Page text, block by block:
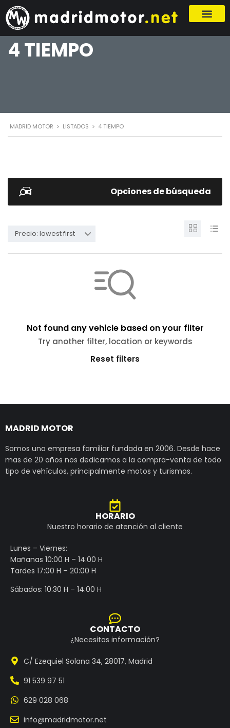
4 TIEMPO
MADRID MOTOR > LISTADOS > 4 TIEMPO
Opciones de búsqueda
Precio: lowest first
Not found any vehicle based on your filter
Try another filter, location or keywords
Reset filters
MADRID MOTOR
Somos una empresa familiar fundada en 2006. Desde hace
mas de 20 años nos dedicamos a la compra-venta de todo
tipo de vehículos, principalmente motos y turismos.
HORARIO
Nuestro horario de atención al cliente
Lunes – Viernes:
Mañanas 10:00 H – 14:00 H
Tardes 17:00 H – 20:00 H
Sábados: 10:30 H – 14:00 H
CONTACTO
¿Necesitas información?
C/ Ezequiel Solana 34, 28017, Madrid
91 539 97 51
629 028 068
info@madridmotor.net